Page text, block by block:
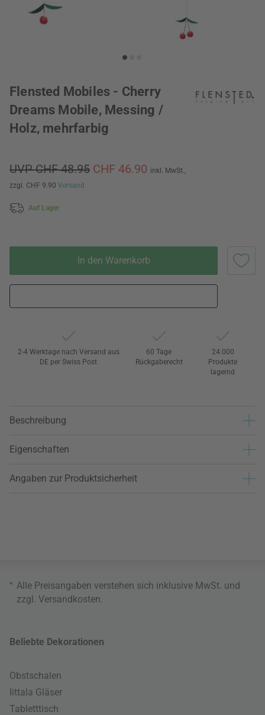
Flensted Mobiles - Cherry
Dreams Mobile, Messing /
Holz, mehrfarbig
UVP CHF 48.95 CHF 46.90 inkl. MwSt.,
zzgl. CHF 9.90 Versand
Auf Lager
In den Warenkorb
2-4 Werktage nach Versand aus
DE per Swiss Post
60 Tage
Rückgaberecht
24.000
Produkte
lagernd
Beschreibung
Eigenschaften
Angaben zur Produktsicherheit
* Alle Preisangaben verstehen sich inklusive MwSt. und
zzgl. Versandkosten
Beliebte Dekorationen
Obstschalen
Iittala Gläser
Tabletttisch